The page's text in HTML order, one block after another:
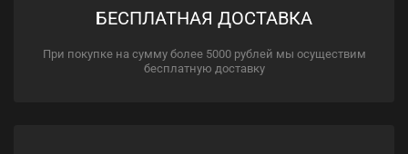
БЕСПЛАТНАЯ ДОСТАВКА
При покупке на сумму более 5000 рублей мы осуществим
бесплатную доставку